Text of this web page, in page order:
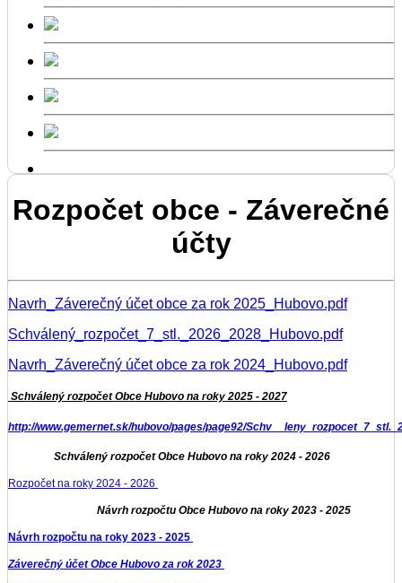
Rozpočet obce - Záverečné
účty
Navrh_Záverečný účet obce za rok 2025_Hubovo.pdf
Schválený_rozpočet_7_stl._2026_2028_Hubovo.pdf
Navrh_Záverečný účet obce za rok 2024_Hubovo.pdf
Schválený rozpočet Obce Hubovo na roky 2025 - 2027
http://www.gemernet.sk/hubovo/pages/page92/
Schválený rozpočet Obce Hubovo na roky 2024 - 2026
Rozpočet na roky 2024 - 2026
Návrh rozpočtu Obce Hubovo na roky 2023 - 2025
Návrh rozpočtu na roky 2023 - 2025
Záverečný účet Obce Hubovo za rok 2023